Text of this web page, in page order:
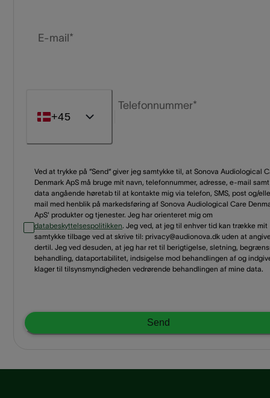
E-mail*
+45
Telefonnummer*
Ved at trykke på “Send“ giver jeg samtykke til, at Sonova Audiological
Denmark ApS må bruge mit navn, telefonnummer, adresse, e-mail
data angående høretab til at kontakte mig via telefon, SMS, post og/
mail med henblik på markedsføring af Sonova Audiological Care
ApS' produkter og tjenester. Jeg har orienteret mig om
databeskyttelsespolitikken. Jeg ved, at jeg til enhver tid kan trække mit
samtykke tilbage ved at skrive til: privacy@audionova.dk uden at
dertil. Jeg ved desuden, at jeg har ret til berigtigelse, sletning,
behandling, dataportabilitet, indsigelse mod behandlingen af og
klager til tilsynsmyndigheden vedrørende behandlingen af mine data.
Send